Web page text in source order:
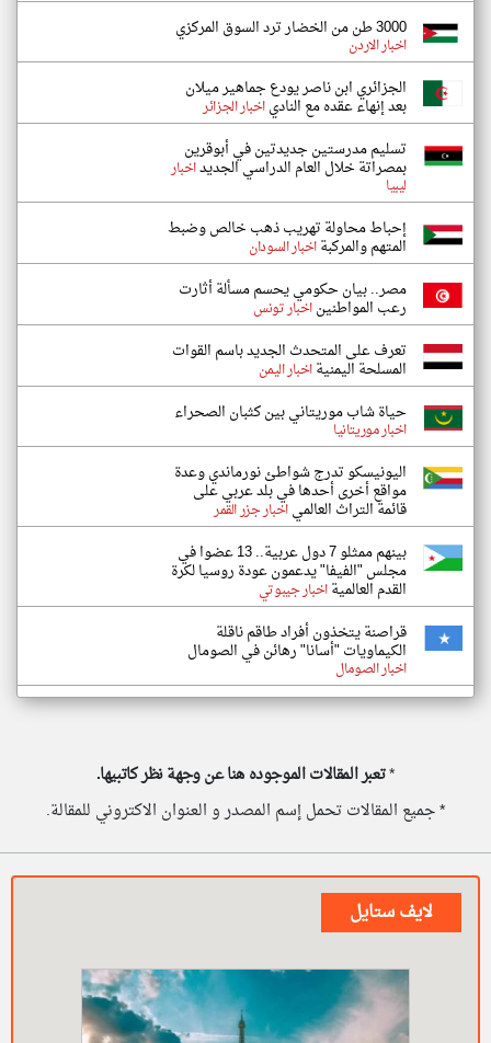
3000 طن من الخضار ترد السوق المركزي
اخبار الاردن
الجزائري ابن ناصر يودع جماهير ميلان
بعد إنهاء عقده مع النادياخبار الجزائر
تسليم مدرستين جديدتين في أبوقرين
بمصراتة خلال العام الدراسي الجديداخبار
ليبيا
إحباط محاولة تهريب ذهب خالص وضبط
المتهم والمركبةاخبار السودان
مصر.. بيان حكومي يحسم مسألة أثارت
رعب المواطنيناخبار تونس
تعرف على المتحدث الجديد باسم القوات
المسلحة اليمنيةاخبار اليمن
حياة شاب موريتاني بين كثبان الصحراء
اخبار موريتانيا
اليونيسكو تدرج شواطئ نورماندي وعدة
مواقع أخرى أحدها في بلد عربي على
قائمة التراث العالمياخبار جزر القمر
بينهم ممثلو 7 دول عربية.. 13 عضوا في
مجلس "الفيفا" يدعمون عودة روسيا لكرة
القدم العالميةاخبار جيبوتي
قراصنة يتخذون أفراد طاقم ناقلة
الكيماويات "أسانا" رهائن في الصومال
اخبار الصومال
*تعبر المقالات الموجوده هنا عن وجهة نظر كاتبيها.
* جميع المقالات تحمل إسم المصدر و العنوان الاكتروني للمقالة.
لايف ستايل